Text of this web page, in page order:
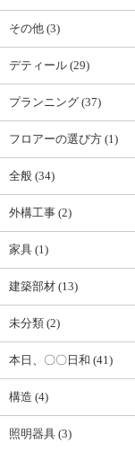
その他 (3)
デティール (29)
プランニング (37)
フロアーの選び方 (1)
全般 (34)
外構工事 (2)
家具 (1)
建築部材 (13)
未分類 (2)
本日、〇〇日和 (41)
構造 (4)
照明器具 (3)